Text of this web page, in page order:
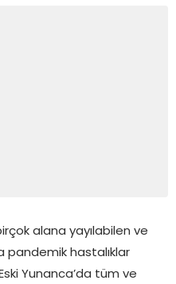
alana yayılabilen ve
pandemik hastalıklar
Yunanca’da tüm ve